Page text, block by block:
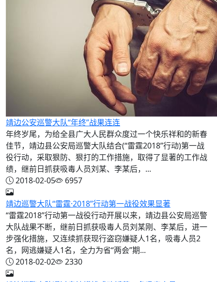
靖边公安巡警大队“年终”战果连连
年终岁尾，为给全县广大人民群众度过一个快乐祥和的新春
佳节，靖边县公安局巡警大队结合(“雷霆2018”行动)第一战
役行动，采取狠防、狠打的工作措施，取得了显著的工作战
绩，继前日抓获吸毒人员刘某、李某后，...
2018-02-05
6957
靖边巡警大队“雷霆·2018”行动第一战役效果显著
“雷霆2018”行动第一战役行动开展以来，靖边县公安局巡警
大队战果不断，继前日抓获吸毒人员刘某刚、李某后，进一
步强化措施，又连续抓获现行盗窃嫌疑人1名，吸毒人员2
名，网逃嫌疑人1名，全力为省“两会”期...
2018-02-02
2330